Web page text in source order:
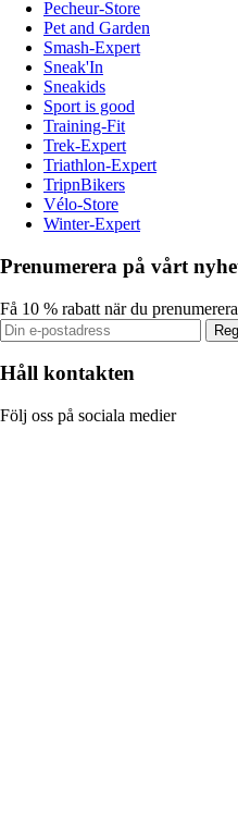
Pecheur-Store
Pet and Garden
Smash-Expert
Sneak'In
Sneakids
Sport is good
Training-Fit
Trek-Expert
Triathlon-Expert
TripnBikers
Vélo-Store
Winter-Expert
Prenumerera på vårt
Få 10 % rabatt när du
Håll kontakten
Följ oss på sociala medier